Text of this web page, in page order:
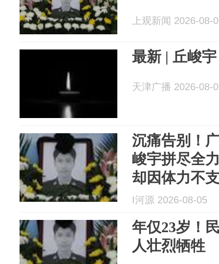
上观新闻 2026-08-
最新 | 丘峻
天津广播 2026-08-
沉痛告别！
峻宇拼尽全
却因体力不
救无效牺牲
I河源 2026-08-05
年仅23岁！
人壮烈牺牲